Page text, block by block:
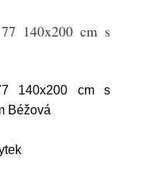
140x200 cm s
140x200 cm s
Béžová